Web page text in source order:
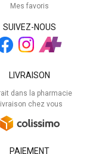
Mes favoris
SUIVEZ-NOUS
LIVRAISON
dans la pharmacie
chez vous
PAIEMENT